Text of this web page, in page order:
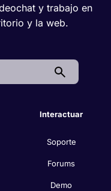
y trabajo en
y la web.
Interactuar
Soporte
Forums
Demo